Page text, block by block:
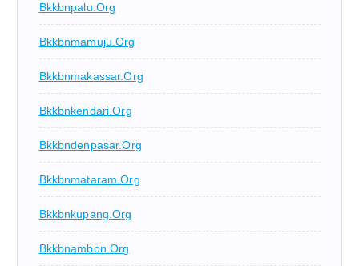
Bkkbnpalu.org
Bkkbnmamuju.org
Bkkbnmakassar.org
Bkkbnkendari.org
Bkkbndenpasar.org
Bkkbnmataram.org
Bkkbnkupang.org
Bkkbnambon.org